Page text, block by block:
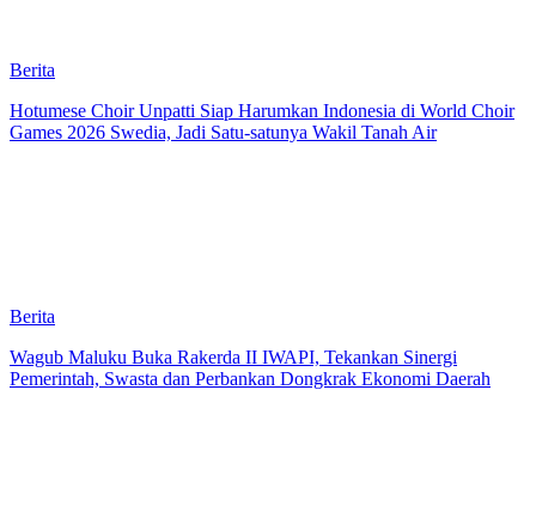
Berita
Hotumese Choir Unpatti Siap Harumkan Indonesia di World Choir
Games 2026 Swedia, Jadi Satu-satunya Wakil Tanah Air
Berita
Wagub Maluku Buka Rakerda II IWAPI, Tekankan Sinergi
Pemerintah, Swasta dan Perbankan Dongkrak Ekonomi Daerah